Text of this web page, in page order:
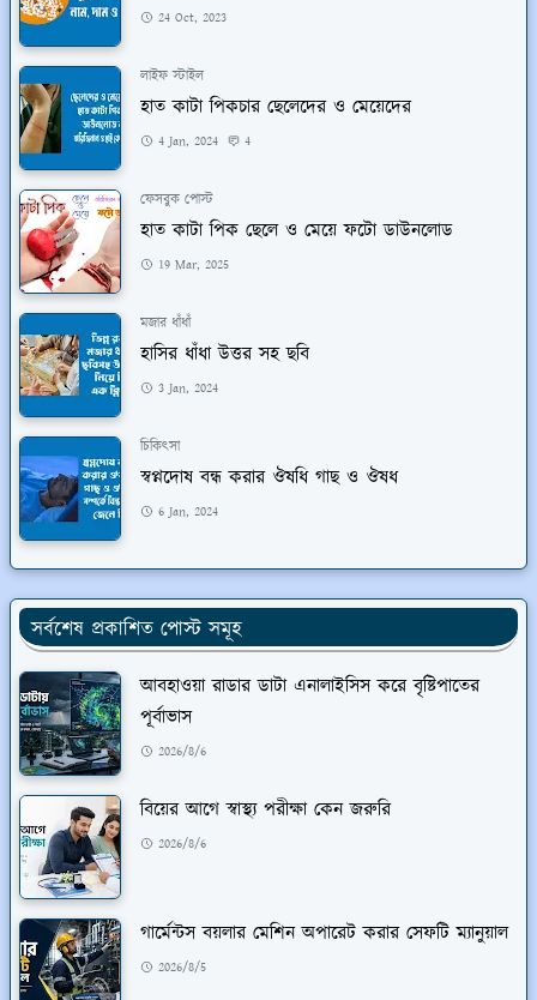
24 Oct, 2023
লাইফ স্টাইল
হাত কাটা পিকচার ছেলেদের ও মেয়েদের
4 Jan, 2024 4
ফেসবুক পোস্ট
হাত কাটা পিক ছেলে ও মেয়ে ফটো ডাউনলোড
19 Mar, 2025
মজার ধাঁধাঁ
হাসির ধাঁধা উত্তর সহ ছবি
3 Jan, 2024
চিকিৎসা
স্বপ্নদোষ বন্ধ করার ঔষধি গাছ ও ঔষধ
6 Jan, 2024
সর্বশেষ প্রকাশিত পোস্ট সমূহ
আবহাওয়া রাডার ডাটা এনালাইসিস করে বৃষ্টিপাতের
পূর্বাভাস
2026/8/6
বিয়ের আগে স্বাস্থ্য পরীক্ষা কেন জরুরি
2026/8/6
গার্মেন্টস বয়লার মেশিন অপারেট করার সেফটি ম্যানুয়াল
2026/8/5